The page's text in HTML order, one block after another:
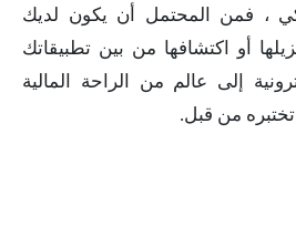
، فمن المحتمل أن يكون لديك
أو اكتشافها من بين تطبيقاتك
إلى عالم من الراحة المالية
تختبره من قبل.